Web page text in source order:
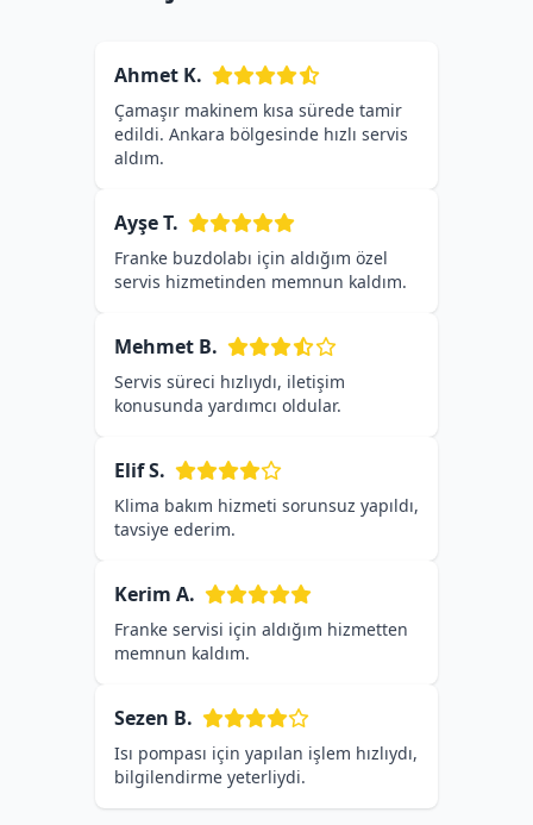
Ahmet K.
Çamaşır makinem kısa sürede tamir
edildi. Ankara bölgesinde hızlı servis
aldım.
Ayşe T.
Franke buzdolabı için aldığım özel
servis hizmetinden memnun kaldım.
Mehmet B.
Servis süreci hızlıydı, iletişim
konusunda yardımcı oldular.
Elif S.
Klima bakım hizmeti sorunsuz yapıldı,
tavsiye ederim.
Kerim A.
Franke servisi için aldığım hizmetten
memnun kaldım.
Sezen B.
Isı pompası için yapılan işlem hızlıydı,
bilgilendirme yeterliydi.